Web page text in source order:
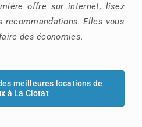
offre sur internet, lisez
recommandations. Elles vous
des économies.
meilleures locations de
à La Ciotat